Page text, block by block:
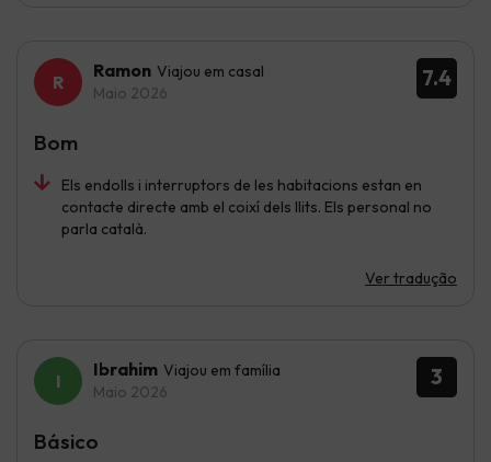
7.4
Ramon Viajou em casal
Maio 2026
Els endolls i interruptors de les habitacions estan en
contacte directe amb el coixí dels llits. Els personal no
parla català.
Ver tradução
Bom
3
Ibrahim Viajou em família
Maio 2026
Básico